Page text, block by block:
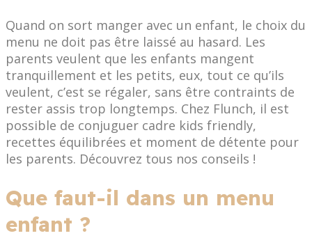
Quand on sort manger avec un enfant, le choix du
menu ne doit pas être laissé au hasard. Les
parents veulent que les enfants mangent
tranquillement et les petits, eux, tout ce qu’ils
veulent, c’est se régaler, sans être contraints de
rester assis trop longtemps. Chez Flunch, il est
possible de conjuguer cadre kids friendly,
recettes équilibrées et moment de détente pour
les parents. Découvrez tous nos conseils !
Que faut-il dans un menu
enfant ?